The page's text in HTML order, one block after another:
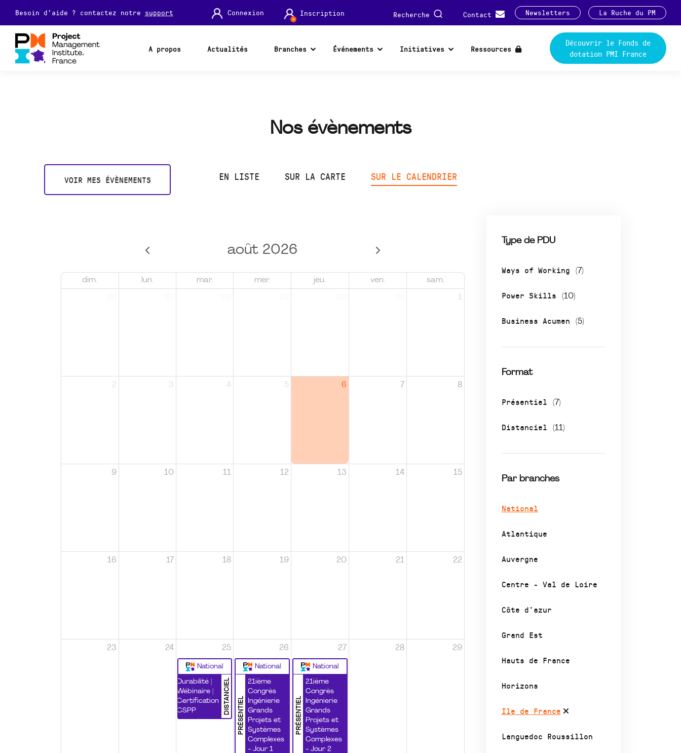
Besoin d'aide ? contactez notre support Connexion Inscription Recherche Contact Newsletters La Ruche du PM
A propos Actualités Branches Événements Initiatives Ressources
Découvrir le Fonds de
dotation PMI France
Nos évènements
VOIR MES ÉVÈNEMENTS EN LISTE SUR LA CARTE SUR LE CALENDRIER
Type de PDU
Ways of Working (7)
Power Skills (10)
Business Acumen (5)
Format
Présentiel (7)
Distanciel (11)
Par branches
National
Atlantique
Auvergne
Centre - Val de Loire
Côte d’azur
Grand Est
Hauts de France
Horizons
Ile de France
Languedoc Roussillon
août 2026
dim. lun. mar. mer. jeu. ven. sam.
1
2 3 4 5 6 7 8
9 10 11 12 13 14 15
16 17 18 19 20 21 22
23 24 25
National
DISTANCIEL
Durabilité |
Wébinaire |
Certification
CSPP
26
National
PRÉSENTIEL
21ième
Congrès
Ingénierie
Grands
Projets et
Systèmes
Complexes
- Jour 1
27
National
PRÉSENTIEL
21ième
Congrès
Ingénierie
Grands
Projets et
Systèmes
Complexes
- Jour 2
28 29